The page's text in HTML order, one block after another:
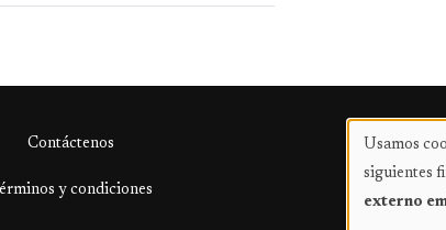
Contáctenos
y condiciones
Uso
de
Usamos
siguientes
externo